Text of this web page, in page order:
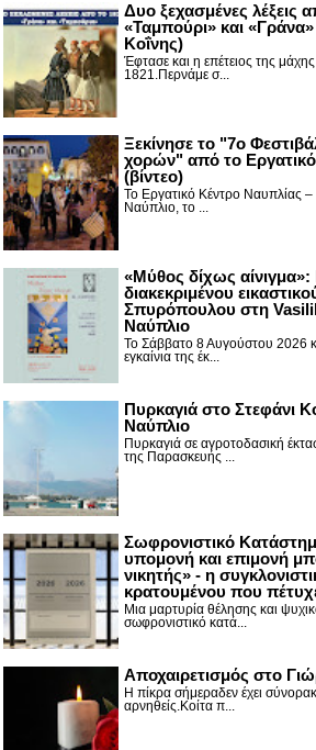
Δυο ξεχασμένες λέξεις
«Ταμπούρι» και
Κοΐνης)
Έφτασε και η επέτειος της
1821.Περνάμε σ...
Ξεκίνησε το "7ο
χορών" από το
(βίντεο)
Το Εργατικό Κέντρο Ναυπλίας –
Ναύπλιο, το ...
«Μύθος δίχως αίνιγμα»:
διακεκριμένου
Σπυρόπουλου στη
Ναύπλιο
Το Σάββατο 8 Αυγούστου 2026
εγκαίνια της έκ...
Πυρκαγιά στο Στεφάνι
Ναύπλιο
Πυρκαγιά σε αγροτοδασική
της Παρασκευής ...
Σωφρονιστικό
υπομονή και επιμονή
νικητής» - η
κρατουμένου που
Μια μαρτυρία θέλησης και
σωφρονιστικό κατά...
Αποχαιρετισμός στο
Η πίκρα σήμεραδεν έχει
αρνηθείς.Κοίτα π...